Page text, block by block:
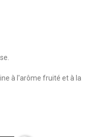
à l'arôme fruité et à la